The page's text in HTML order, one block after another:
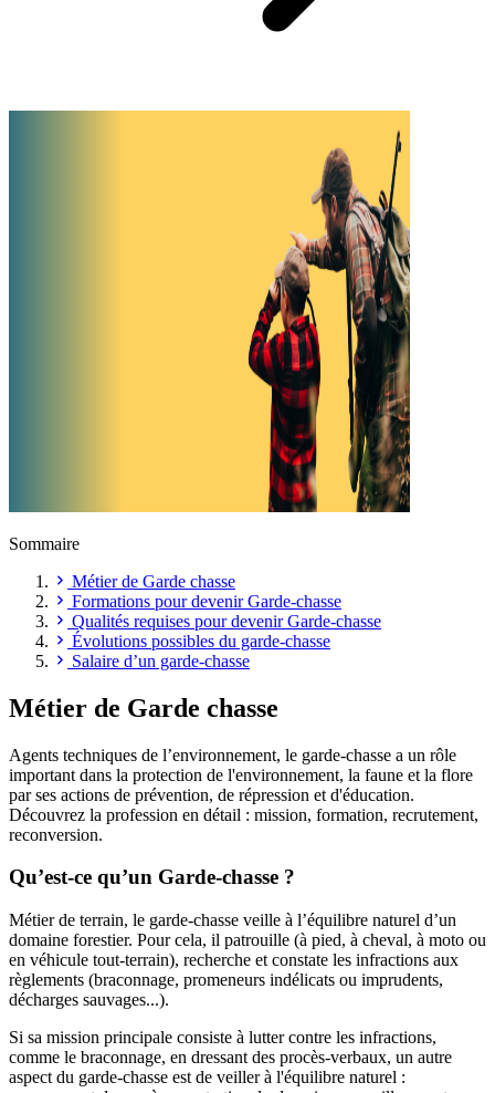
Sommaire
Métier de Garde chasse
Formations pour devenir Garde-chasse
Qualités requises pour devenir Garde-chasse
Évolutions possibles du garde-chasse
Salaire d’un garde-chasse
Métier de Garde chasse
Agents techniques de l’environnement, le garde-chasse a un rôle
important dans la protection de l'environnement, la faune et la flore
par ses actions de prévention, de répression et d'éducation.
Découvrez la profession en détail : mission, formation, recrutement,
reconversion.
Qu’est-ce qu’un Garde-chasse ?
Métier de terrain, le garde-chasse veille à l’équilibre naturel d’un
domaine forestier. Pour cela, il patrouille (à pied, à cheval, à moto ou
en véhicule tout-terrain), recherche et constate les infractions aux
règlements (braconnage, promeneurs indélicats ou imprudents,
décharges sauvages...).
Si sa mission principale consiste à lutter contre les infractions,
comme le braconnage, en dressant des procès-verbaux, un autre
aspect du garde-chasse est de veiller à l'équilibre naturel :